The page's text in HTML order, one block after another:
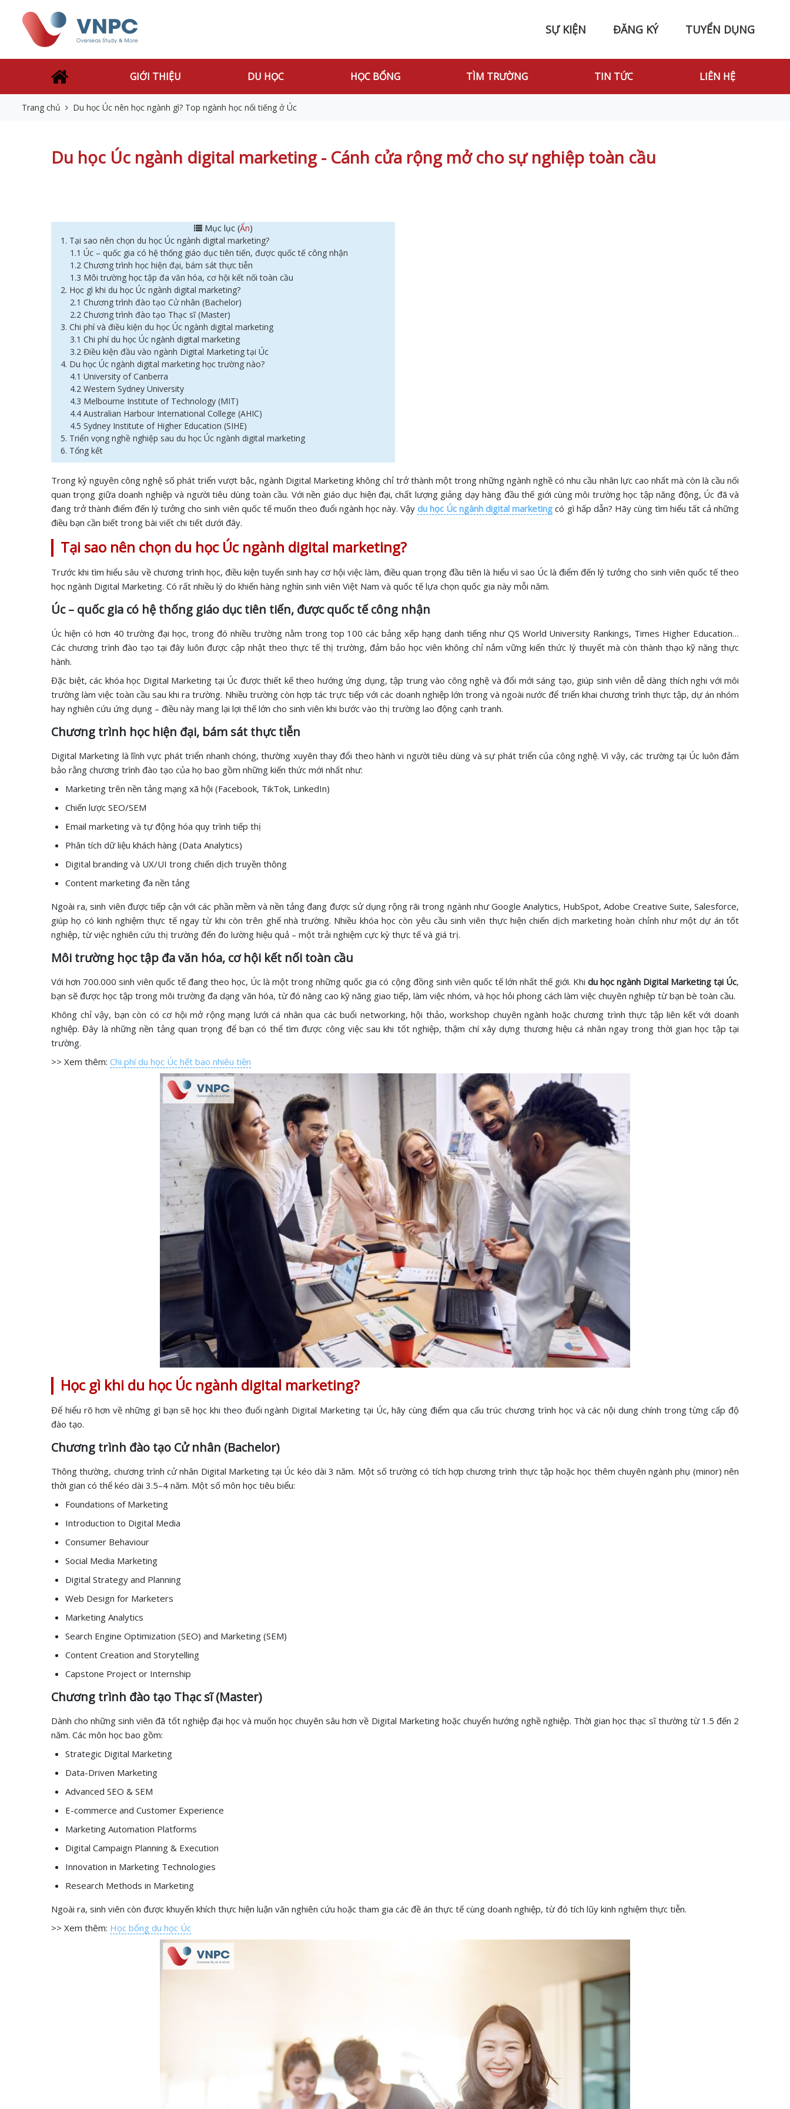
SỰ KIỆN ĐĂNG KÝ TUYỂN DỤNG
GIỚI THIỆU DU HỌC HỌC BỔNG TÌM TRƯỜNG TIN TỨC LIÊN HỆ
Trang chủ Du học Úc nên học ngành gì? Top ngành học nổi tiếng ở Úc
Du học Úc ngành digital marketing - Cánh cửa rộng mở cho sự nghiệp toàn cầu
Mục lục (Ẩn)
1. Tại sao nên chọn du học Úc ngành digital marketing?
1.1 Úc – quốc gia có hệ thống giáo dục tiên tiến, được quốc tế công nhận
1.2 Chương trình học hiện đại, bám sát thực tiễn
1.3 Môi trường học tập đa văn hóa, cơ hội kết nối toàn cầu
2. Học gì khi du học Úc ngành digital marketing?
2.1 Chương trình đào tạo Cử nhân (Bachelor)
2.2 Chương trình đào tạo Thạc sĩ (Master)
3. Chi phí và điều kiện du học Úc ngành digital marketing
3.1 Chi phí du học Úc ngành digital marketing
3.2 Điều kiện đầu vào ngành Digital Marketing tại Úc
4. Du học Úc ngành digital marketing học trường nào?
4.1 University of Canberra
4.2 Western Sydney University
4.3 Melbourne Institute of Technology (MIT)
4.4 Australian Harbour International College (AHIC)
4.5 Sydney Institute of Higher Education (SIHE)
5. Triển vọng nghề nghiệp sau du học Úc ngành digital marketing
6. Tổng kết
Trong kỷ nguyên công nghệ số phát triển vượt bậc, ngành Digital Marketing không chỉ trở thành một trong những ngành nghề có nhu cầu nhân lực cao nhất mà còn là cầu nối
quan trọng giữa doanh nghiệp và người tiêu dùng toàn cầu. Với nền giáo dục hiện đại, chất lượng giảng dạy hàng đầu thế giới cùng môi trường học tập năng động, Úc đã và
đang trở thành điểm đến lý tưởng cho sinh viên quốc tế muốn theo đuổi ngành học này. Vậydu học Úc ngành digital marketing có gì hấp dẫn? Hãy cùng tìm hiểu tất cả những
điều bạn cần biết trong bài viết chi tiết dưới đây.
Tại sao nên chọn du học Úc ngành digital marketing?
Trước khi tìm hiểu sâu về chương trình học, điều kiện tuyển sinh hay cơ hội việc làm, điều quan trọng đầu tiên là hiểu vì sao Úc là điểm đến lý tưởng cho sinh viên quốc tế theo
học ngành Digital Marketing. Có rất nhiều lý do khiến hàng nghìn sinh viên Việt Nam và quốc tế lựa chọn quốc gia này mỗi năm.
Úc – quốc gia có hệ thống giáo dục tiên tiến, được quốc tế công nhận
Úc hiện có hơn 40 trường đại học, trong đó nhiều trường nằm trong top 100 các bảng xếp hạng danh tiếng như QS World University Rankings, Times Higher Education…
Các chương trình đào tạo tại đây luôn được cập nhật theo thực tế thị trường, đảm bảo học viên không chỉ nắm vững kiến thức lý thuyết mà còn thành thạo kỹ năng thực
hành.
Đặc biệt, các khóa học Digital Marketing tại Úc được thiết kế theo hướng ứng dụng, tập trung vào công nghệ và đổi mới sáng tạo, giúp sinh viên dễ dàng thích nghi với môi
trường làm việc toàn cầu sau khi ra trường. Nhiều trường còn hợp tác trực tiếp với các doanh nghiệp lớn trong và ngoài nước để triển khai chương trình thực tập, dự án nhóm
hay nghiên cứu ứng dụng – điều này mang lại lợi thế lớn cho sinh viên khi bước vào thị trường lao động cạnh tranh.
Chương trình học hiện đại, bám sát thực tiễn
Digital Marketing là lĩnh vực phát triển nhanh chóng, thường xuyên thay đổi theo hành vi người tiêu dùng và sự phát triển của công nghệ. Vì vậy, các trường tại Úc luôn đảm
bảo rằng chương trình đào tạo của họ bao gồm những kiến thức mới nhất như:
Marketing trên nền tảng mạng xã hội (Facebook, TikTok, LinkedIn)
Chiến lược SEO/SEM
Email marketing và tự động hóa quy trình tiếp thị
Phân tích dữ liệu khách hàng (Data Analytics)
Digital branding và UX/UI trong chiến dịch truyền thông
Content marketing đa nền tảng
Ngoài ra, sinh viên được tiếp cận với các phần mềm và nền tảng đang được sử dụng rộng rãi trong ngành như Google Analytics, HubSpot, Adobe Creative Suite, Salesforce,
giúp họ có kinh nghiệm thực tế ngay từ khi còn trên ghế nhà trường. Nhiều khóa học còn yêu cầu sinh viên thực hiện chiến dịch marketing hoàn chỉnh như một dự án tốt
nghiệp, từ việc nghiên cứu thị trường đến đo lường hiệu quả – một trải nghiệm cực kỳ thực tế và giá trị.
Môi trường học tập đa văn hóa, cơ hội kết nối toàn cầu
Với hơn 700.000 sinh viên quốc tế đang theo học, Úc là một trong những quốc gia có cộng đồng sinh viên quốc tế lớn nhất thế giới. Khi du học ngành Digital Marketing tại Úc,
bạn sẽ được học tập trong môi trường đa dạng văn hóa, từ đó nâng cao kỹ năng giao tiếp, làm việc nhóm, và học hỏi phong cách làm việc chuyên nghiệp từ bạn bè toàn cầu.
Không chỉ vậy, bạn còn có cơ hội mở rộng mạng lưới cá nhân qua các buổi networking, hội thảo, workshop chuyên ngành hoặc chương trình thực tập liên kết với doanh
nghiệp. Đây là những nền tảng quan trọng để bạn có thể tìm được công việc sau khi tốt nghiệp, thậm chí xây dựng thương hiệu cá nhân ngay trong thời gian học tập tại
trường.
>> Xem thêm: Chi phí du học Úc hết bao nhiêu tiền
Học gì khi du học Úc ngành digital marketing?
Để hiểu rõ hơn về những gì bạn sẽ học khi theo đuổi ngành Digital Marketing tại Úc, hãy cùng điểm qua cấu trúc chương trình học và các nội dung chính trong từng cấp độ
đào tạo.
Chương trình đào tạo Cử nhân (Bachelor)
Thông thường, chương trình cử nhân Digital Marketing tại Úc kéo dài 3 năm. Một số trường có tích hợp chương trình thực tập hoặc học thêm chuyên ngành phụ (minor) nên
thời gian có thể kéo dài 3.5–4 năm. Một số môn học tiêu biểu:
Foundations of Marketing
Introduction to Digital Media
Consumer Behaviour
Social Media Marketing
Digital Strategy and Planning
Web Design for Marketers
Marketing Analytics
Search Engine Optimization (SEO) and Marketing (SEM)
Content Creation and Storytelling
Capstone Project or Internship
Chương trình đào tạo Thạc sĩ (Master)
Dành cho những sinh viên đã tốt nghiệp đại học và muốn học chuyên sâu hơn về Digital Marketing hoặc chuyển hướng nghề nghiệp. Thời gian học thạc sĩ thường từ 1.5 đến 2
năm. Các môn học bao gồm:
Strategic Digital Marketing
Data-Driven Marketing
Advanced SEO & SEM
E-commerce and Customer Experience
Marketing Automation Platforms
Digital Campaign Planning & Execution
Innovation in Marketing Technologies
Research Methods in Marketing
Ngoài ra, sinh viên còn được khuyến khích thực hiện luận văn nghiên cứu hoặc tham gia các đề án thực tế cùng doanh nghiệp, từ đó tích lũy kinh nghiệm thực tiễn.
>> Xem thêm: Học bổng du học Úc